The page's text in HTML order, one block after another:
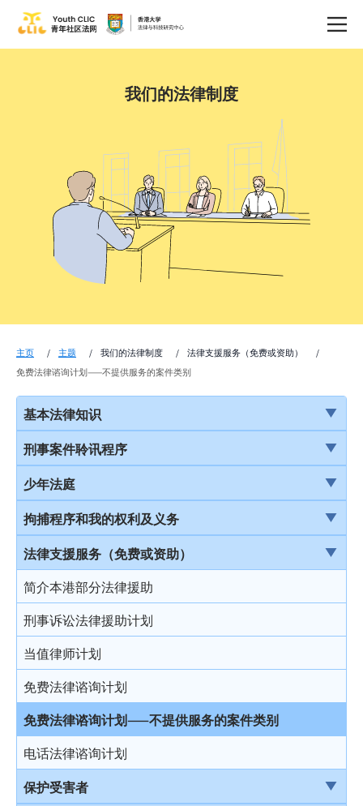
我们的法律制度
主页 主题 我们的法律制度
法律支援服务（免费或资助）
免费法律谘询计划——不提供服务的案件类别
基本法律知识
法治
香港法律来源
刑事诉讼及民事诉讼
事务律师与大律师
简介律政司
香港法院及司法机构
刑事案件聆讯程序
刑事案件一般聆讯程序
经公诉程序定罪及经简易程序定罪
首次聆讯
认罪
求情及判刑
认罪对判刑的影响
不认罪
审讯
结案陈词及裁决
由陪审团审讯
少年法庭
少年法庭的司法管辖权
保护少年罪犯
少年法庭的聆讯程序
少年罪犯惩罚的限制
判刑原则
判刑
拘捕程序和我的权利及义务
引言
在公众地方被警察截停和查问
在公众地方被警察截停和搜身
缄默权
拒绝与警方合作的后果
拘捕
被捕后的权利
扣留被捕人士
法律支援服务（免费或资助）
简介本港部分法律援助
刑事诉讼法律援助计划
当值律师计划
免费法律谘询计划
免费法律谘询计划——不提供服务的案件类别
电话法律谘询计划
保护受害者